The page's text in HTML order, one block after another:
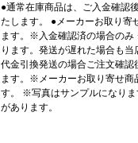
●通常在庫商品は、ご入金確認
たします。 ●メーカーお取り寄
ます。※入金確認済の場合の
ります。発送が遅れた場合も
代金引換発送の場合ご注文確
ます。※メーカーお取り寄せ商
す。 ※写真はサンプルになり
があります。